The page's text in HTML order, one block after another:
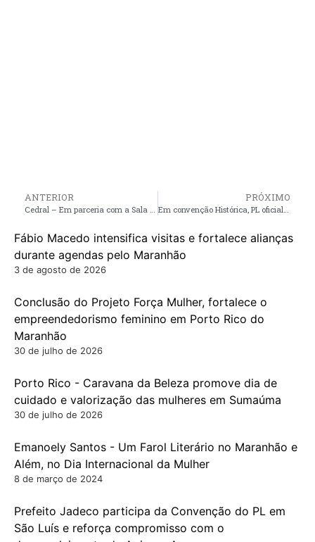
ANTERIOR PRÓXIMO
Fábio Macedo intensifica visitas e fortalece alianças
durante agendas pelo Maranhão
3 de agosto de 2026
Conclusão do Projeto Força Mulher, fortalece o
empreendedorismo feminino em Porto Rico do
Maranhão
30 de julho de 2026
Porto Rico - Caravana da Beleza promove dia de
cuidado e valorização das mulheres em Sumaúma
30 de julho de 2026
Emanoely Santos - Um Farol Literário no Maranhão e
Além, no Dia Internacional da Mulher
8 de março de 2024
Prefeito Jadeco participa da Convenção do PL em
São Luís e reforça compromisso com o